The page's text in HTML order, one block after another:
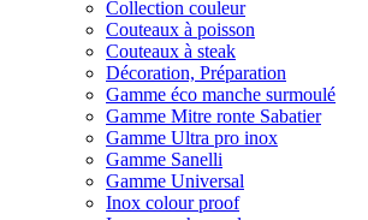
Collection couleur
Couteaux à poisson
Couteaux à steak
Décoration, Préparation
Gamme éco manche surmoulé
Gamme Mitre ronte Sabatier
Gamme Ultra pro inox
Gamme Sanelli
Gamme Universal
Inox colour proof